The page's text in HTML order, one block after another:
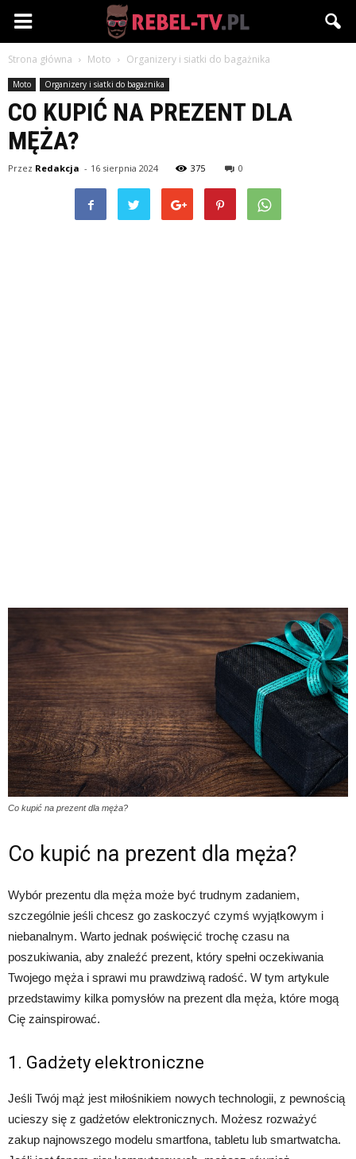
Rebel-
Strona główna Moto Organizery i siatki do bagażnika
Moto Organizery i siatki do bagażnika
CO KUPIĆ NA PREZENT DLA
MĘŻA?
Przez Redakcja - 16 sierpnia 2024 375 0
Co kupić na prezent dla męża?
Co kupić na prezent dla męża?
Wybór prezentu dla męża może być trudnym zadaniem,
szczególnie jeśli chcesz go zaskoczyć czymś wyjątkowym i
niebanalnym. Warto jednak poświęcić trochę czasu na
poszukiwania, aby znaleźć prezent, który spełni oczekiwania
Twojego męża i sprawi mu prawdziwą radość. W tym artykule
przedstawimy kilka pomysłów na prezent dla męża, które mogą
Cię zainspirować.
1. Gadżety elektroniczne
Jeśli Twój mąż jest miłośnikiem nowych technologii, z pewnością
ucieszy się z gadżetów elektronicznych. Możesz rozważyć
zakup najnowszego modelu smartfona, tabletu lub smartwatcha.